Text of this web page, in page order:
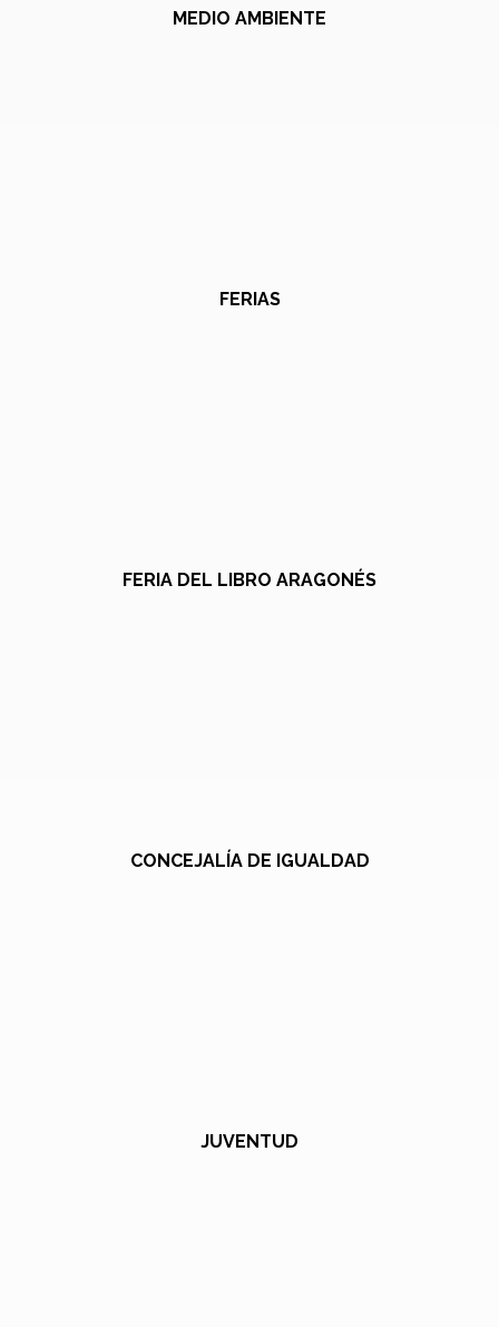
MEDIO AMBIENTE
FERIAS
FERIA DEL LIBRO ARAGONÉS
CONCEJALÍA DE IGUALDAD
JUVENTUD